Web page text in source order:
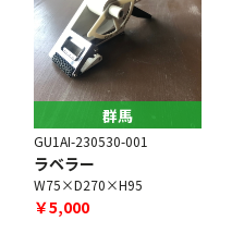
群馬
GU1AI-230530-001
ラベラー
W75×D270×H95
￥5,000